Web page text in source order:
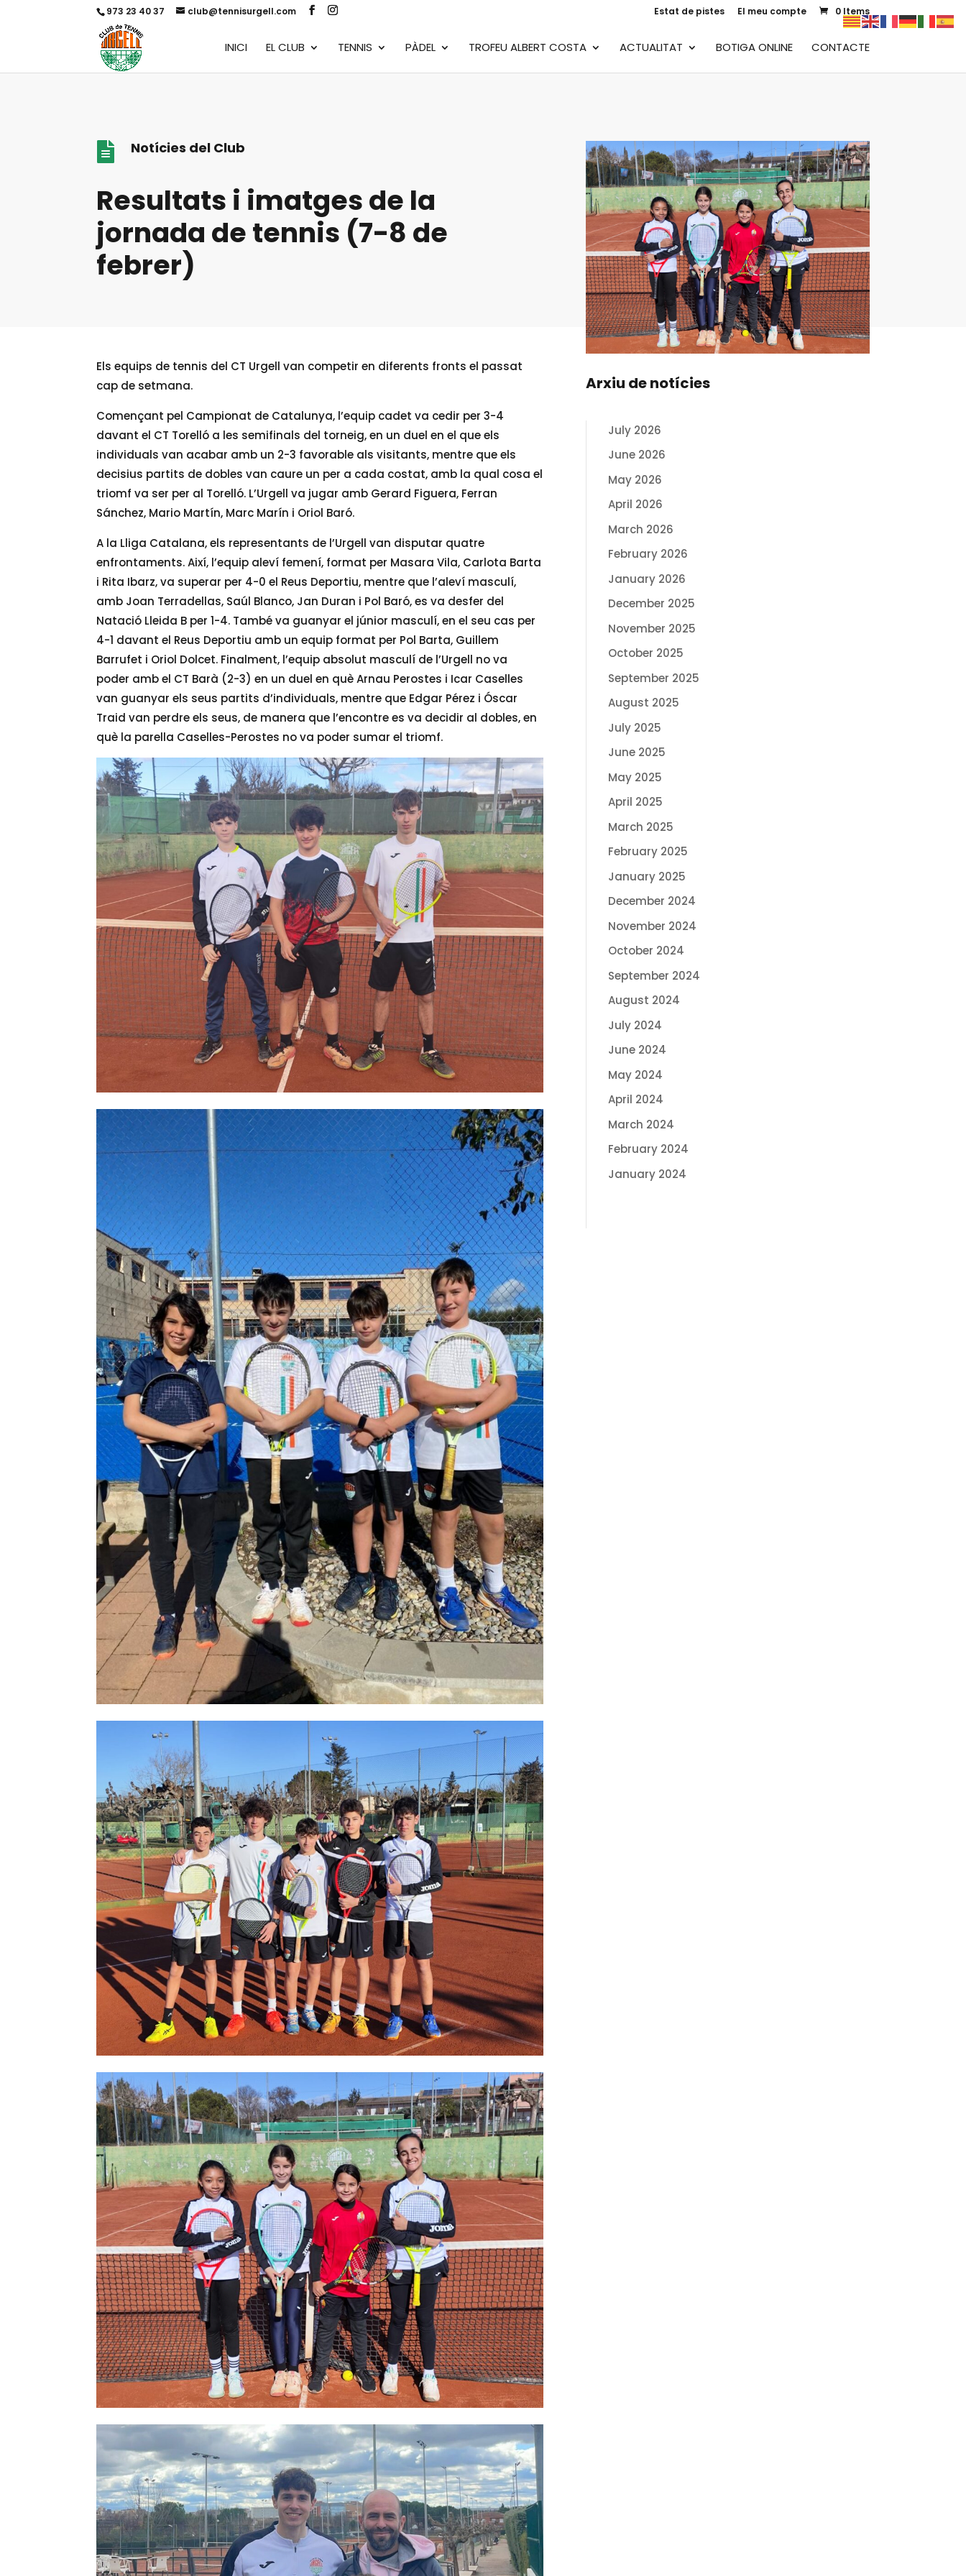
973 23 40 37 club@tennisurgell.com Estat de pistes El meu compte 0 Items
INICI EL CLUB TENNIS PÀDEL TROFEU ALBERT COSTA ACTUALITAT BOTIGA ONLINE CONTACTE
 Notícies del Club
Resultats i imatges de la
jornada de tennis (7-8 de
febrer)
Els equips de tennis del CT Urgell van competir en diferents fronts el passat
cap de setmana.
Començant pel Campionat de Catalunya, l’equip cadet va cedir per 3-4
davant el CT Torelló a les semifinals del torneig, en un duel en el que els
individuals van acabar amb un 2-3 favorable als visitants, mentre que els
decisius partits de dobles van caure un per a cada costat, amb la qual cosa el
triomf va ser per al Torelló. L’Urgell va jugar amb Gerard Figuera, Ferran
Sánchez, Mario Martín, Marc Marín i Oriol Baró.
A la Lliga Catalana, els representants de l’Urgell van disputar quatre
enfrontaments. Així, l’equip aleví femení, format per Masara Vila, Carlota Barta
i Rita Ibarz, va superar per 4-0 el Reus Deportiu, mentre que l’aleví masculí,
amb Joan Terradellas, Saúl Blanco, Jan Duran i Pol Baró, es va desfer del
Natació Lleida B per 1-4. També va guanyar el júnior masculí, en el seu cas per
4-1 davant el Reus Deportiu amb un equip format per Pol Barta, Guillem
Barrufet i Oriol Dolcet. Finalment, l’equip absolut masculí de l’Urgell no va
poder amb el CT Barà (2-3) en un duel en què Arnau Perostes i Icar Caselles
van guanyar els seus partits d’individuals, mentre que Edgar Pérez i Óscar
Traid van perdre els seus, de manera que l’encontre es va decidir al dobles, en
què la parella Caselles-Perostes no va poder sumar el triomf.
Arxiu de notícies
July 2026
June 2026
May 2026
April 2026
March 2026
February 2026
January 2026
December 2025
November 2025
October 2025
September 2025
August 2025
July 2025
June 2025
May 2025
April 2025
March 2025
February 2025
January 2025
December 2024
November 2024
October 2024
September 2024
August 2024
July 2024
June 2024
May 2024
April 2024
March 2024
February 2024
January 2024